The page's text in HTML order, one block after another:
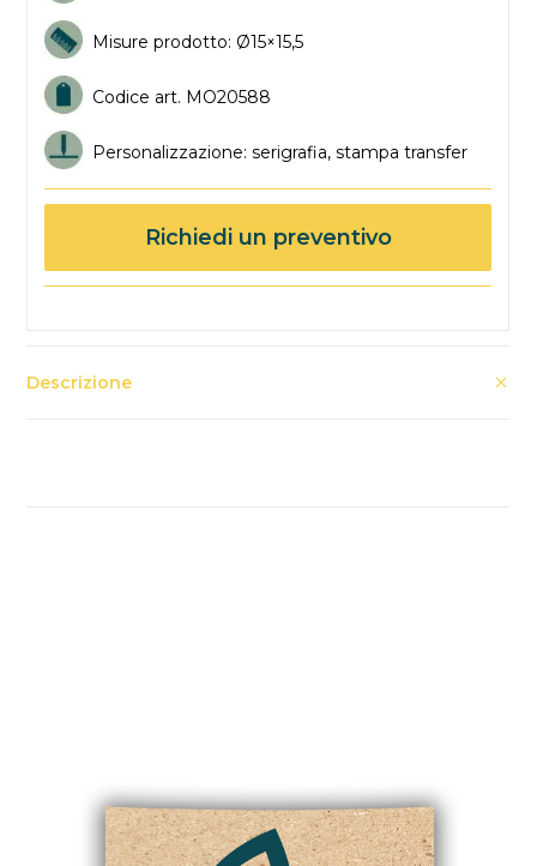
Misure prodotto: Ø15×15,5
Codice art. MO20588
Personalizzazione: serigrafia, stampa transfer
Richiedi un preventivo
Descrizione